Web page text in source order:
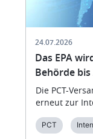
24.07.2026
Das EPA
Behörde
Die PCT-
erneut zur
PCT